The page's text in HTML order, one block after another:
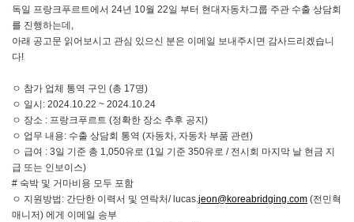
독일 프랑크푸르트에서 24년 10월 22일 부터 현대자동차그룹 주관 수출 상담회
를 진행하는데,
아래 공고문 읽어보시고 관심 있으신 분은 이메일 보내주시면 감사드리겠습니
다!
ㅇ 참가 업체 통역 구인 (총 17명)
ㅇ 일시: 2024.10.22 ~ 2024.10.24
ㅇ 장소 : 프랑크푸르트 (정확한 장소 추후 공지)
ㅇ 업무 내용: 수출 상담회 통역 (자동차, 자동차 부품 관련)
ㅇ 급여 : 3일 기준 총 1,050유로 (1일 기준 350유로 / 전시회 마지막 날 현금 지
급 또는 인보이스)
# 숙박 및 거마비용 모두 포함
ㅇ 지원방법: 간단한 이력서 및 연락처/ lucas.jeon@koreabridging.com (전민혁
매니저) 에게 이메일 송부